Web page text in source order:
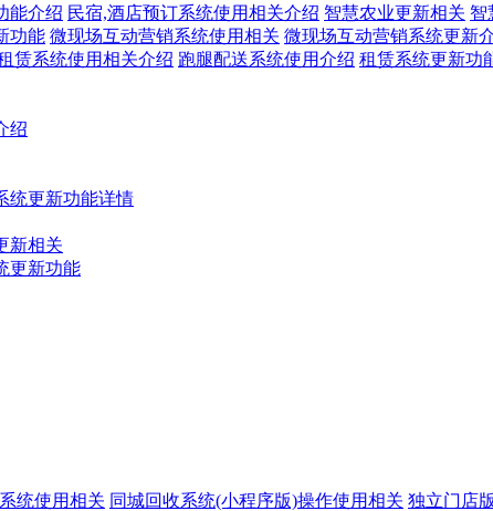
能介绍 民宿,酒店预订系统使用相关介绍 智慧农业更新相关 智
功能 微现场互动营销系统使用相关 微现场互动营销系统更新
赁系统使用相关介绍 跑腿配送系统使用介绍 租赁系统更新功
绍
统更新功能详情
新相关
更新功能
统使用相关 同城回收系统(小程序版)操作使用相关 独立门店